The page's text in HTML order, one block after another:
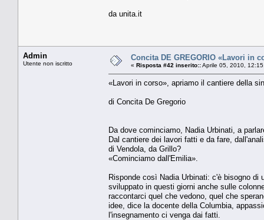
da unita.it
Admin
Utente non iscritto
Concita DE GREGORIO «Lavori in
« Risposta #42 inserito::Aprile 05, 2010,
«Lavori in corso», apriamo il cantiere della
di Concita De Gregorio
Da dove cominciamo, Nadia Urbinati, a
Dal cantiere dei lavori fatti e da fare,
di Vendola, da Grillo?
«Cominciamo dall'Emilia».
Risponde così Nadia Urbinati: c'è bisogno
sviluppato in questi giorni anche sulle
raccontarci quel che vedono, quel che
idee, dice la docente della Columbia,
l'insegnamento ci venga dai fatti.